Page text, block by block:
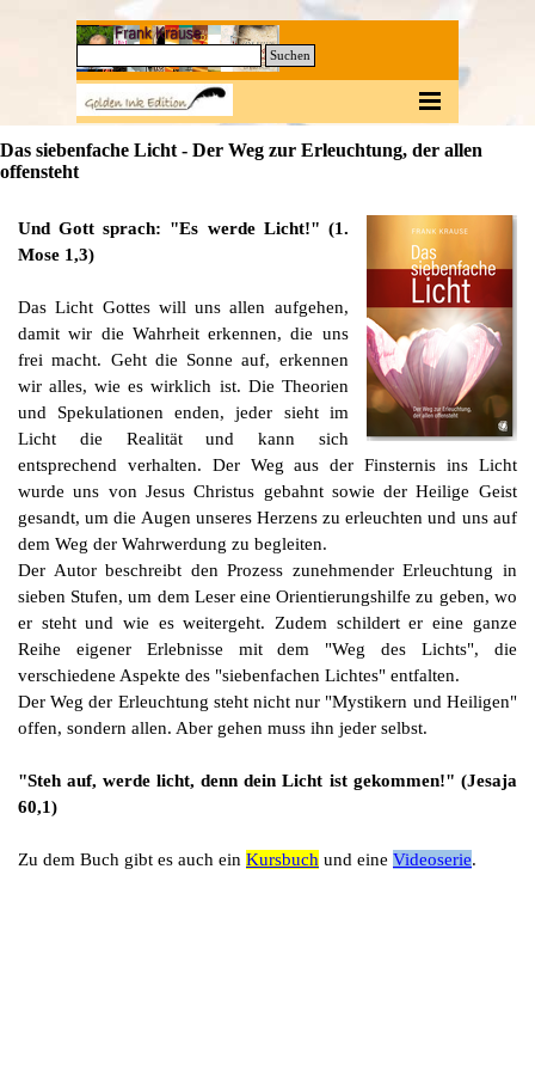
Direkt zum Seiteninhalt
Suchen
Das siebenfache Licht - Der Weg zur Erleuchtung, der allen
offensteht
Und Gott sprach: "Es werde Licht!" (1.
Mose 1,3)
Das Licht Gottes will uns allen aufgehen,
damit wir die Wahrheit erkennen, die uns
frei macht. Geht die Sonne auf, erkennen
wir alles, wie es wirklich ist. Die Theorien
und Spekulationen enden, jeder sieht im
Licht die Realität und kann sich
entsprechend verhalten. Der Weg aus der Finsternis ins Licht
wurde uns von Jesus Christus gebahnt sowie der Heilige Geist
gesandt, um die Augen unseres Herzens zu erleuchten und uns auf
dem Weg der Wahrwerdung zu begleiten.
Der Autor beschreibt den Prozess zunehmender Erleuchtung in
sieben Stufen, um dem Leser eine Orientierungshilfe zu geben, wo
er steht und wie es weitergeht. Zudem schildert er eine ganze
Reihe eigener Erlebnisse mit dem "Weg des Lichts", die
verschiedene Aspekte des "siebenfachen Lichtes" entfalten.
Der Weg der Erleuchtung steht nicht nur "Mystikern und Heiligen"
offen, sondern allen. Aber gehen muss ihn jeder selbst.
"Steh auf, werde licht, denn dein Licht ist gekommen!" (Jesaja
60,1)
Zu dem Buch gibt es auch ein Kursbuch und eine Videoserie.